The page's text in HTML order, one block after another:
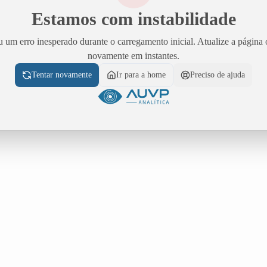
Estamos com instabilidade
um erro inesperado durante o carregamento inicial. Atualize a página
novamente em instantes.
Tentar novamente Ir para a home Preciso de ajuda